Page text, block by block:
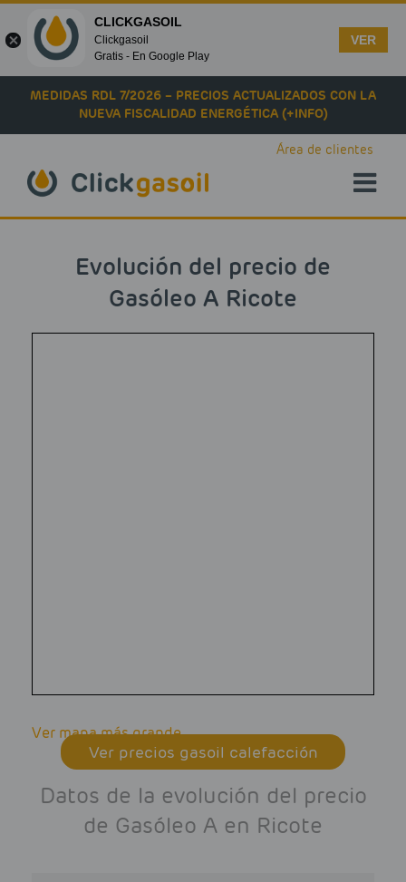
Skip to main content
MEDIDAS RDL 7/2026 – PRECIOS ACTUALIZADOS CON LA
NUEVA FISCALIDAD ENERGÉTICA (+INFO)
Área de clientes
Evolución del precio de
Gasóleo A Ricote
Ver mapa más grande
Ver precios gasoil calefacción
Datos de la evolución del precio
de Gasóleo A en Ricote
CLICKGASOIL
Clickgasoil
Gratis - En Google Play
VER